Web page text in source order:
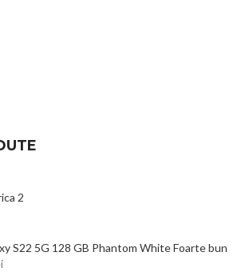
2
S22 5G 128 GB Phantom White Foarte bun